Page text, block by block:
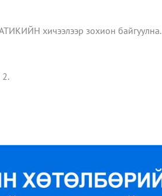
хичээлээр зохион байгуулна.